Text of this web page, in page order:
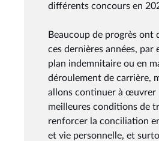
différents concours en
Beaucoup de progrès ont
ces dernières années, par
plan indemnitaire ou en
déroulement de carrière,
allons continuer à œuvrer
meilleures conditions de
renforcer la conciliation
et vie personnelle, et